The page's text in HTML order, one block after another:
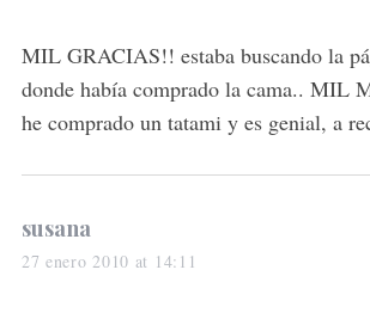
s
:
MIL GRACIAS!! estaba buscando la
donde había comprado la cama.. MIL
he comprado un tatami y es genial, a
s
a
susana
27 enero 2010 at 14:11